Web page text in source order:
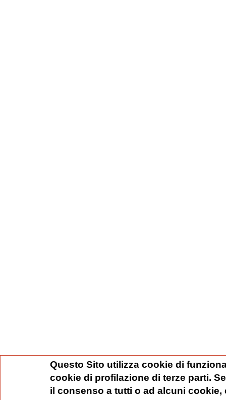
Questo Sito utilizza cookie di
cookie di profilazione di terze parti.
il consenso a tutti o ad alcuni